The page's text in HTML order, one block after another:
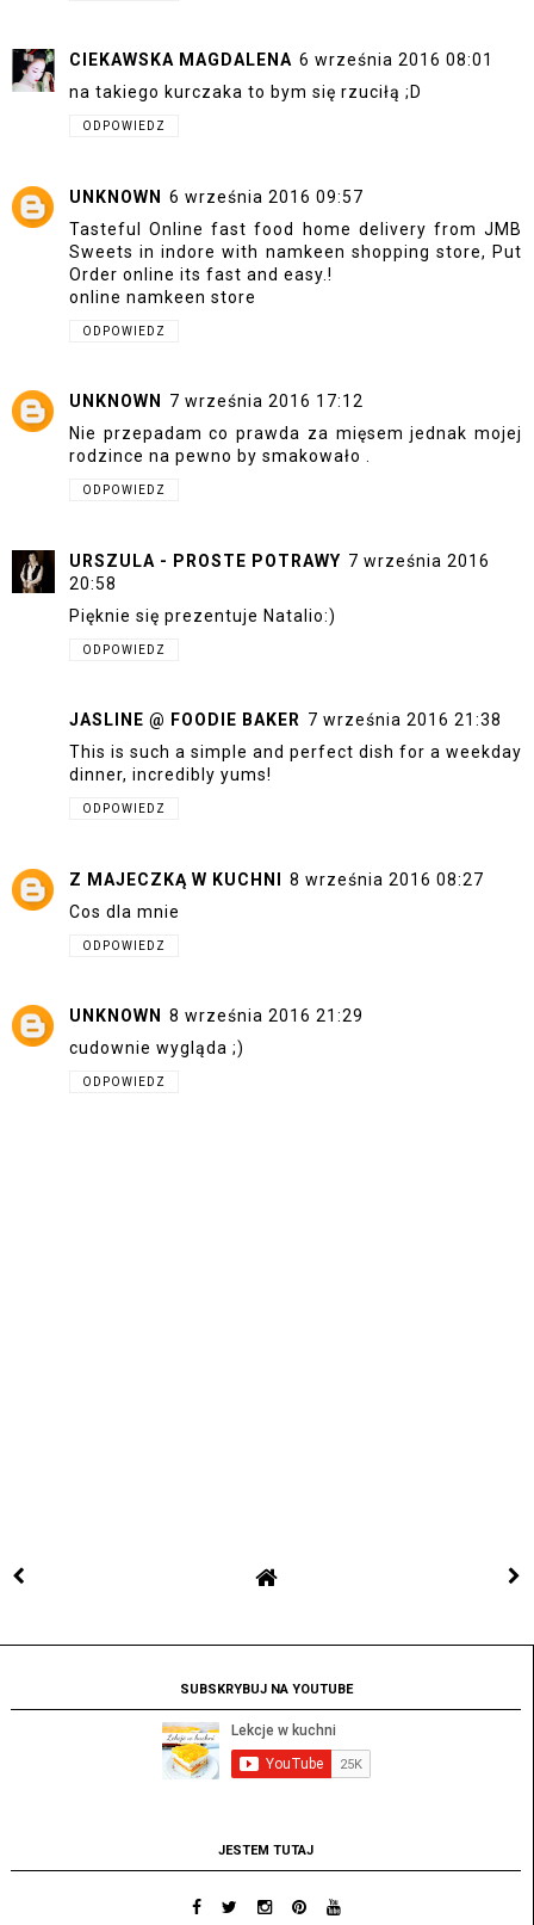
CIEKAWSKA MAGDALENA 6 września 2016 08:01
na takiego kurczaka to bym się rzuciłą ;D
ODPOWIEDZ
UNKNOWN
6 września 2016 09:57
Tasteful Online fast food home delivery from JMB
Sweets in indore with namkeen shopping store, Put
Order online its fast and easy.!
online namkeen store
ODPOWIEDZ
UNKNOWN
7 września 2016 17:12
Nie przepadam co prawda za mięsem jednak mojej
rodzince na pewno by smakowało .
ODPOWIEDZ
URSZULA - PROSTE POTRAWY 7 września 2016
20:58
Pięknie się prezentuje Natalio:)
ODPOWIEDZ
JASLINE @ FOODIE BAKER 7 września 2016 21:38
This is such a simple and perfect dish for a weekday
dinner, incredibly yums!
ODPOWIEDZ
Z MAJECZKĄ W KUCHNI
8 września 2016 08:27
Cos dla mnie
ODPOWIEDZ
UNKNOWN
8 września 2016 21:29
cudownie wygląda ;)
ODPOWIEDZ
SUBSKRYBUJ NA YOUTUBE
JESTEM TUTAJ